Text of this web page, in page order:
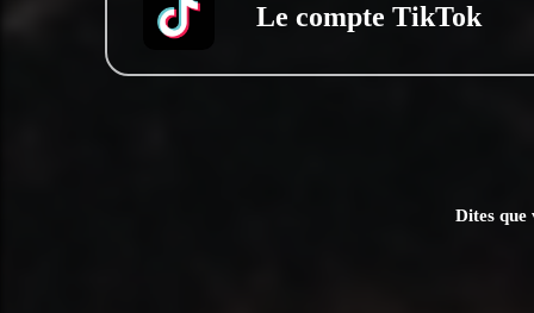
Le compte TikTok
Dites que